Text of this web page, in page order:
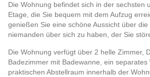
Die Wohnung befindet sich in der sechsten
Etage, die Sie bequem mit dem Aufzug
genießen Sie eine schöne Aussicht über
niemanden über sich zu haben, der Sie
Die Wohnung verfügt über 2 helle Zimmer,
Badezimmer mit Badewanne, ein separates
praktischen Abstellraum innerhalb der